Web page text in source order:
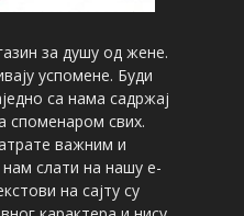
за душу од жене.
успомене. Буди
са нама садржај
споменаром свих.
важним и
слати на нашу е-
на сајту су